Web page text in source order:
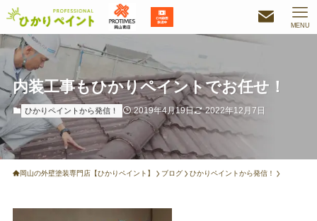
MENU
内装工事もひかりペイントでお任せ！
ひかりペイントから発信！ 2019年4月19日 2022年12月7日
岡山の外壁塗装専門店【ひかりペイント】 ブログ ひかりペイントから発信！